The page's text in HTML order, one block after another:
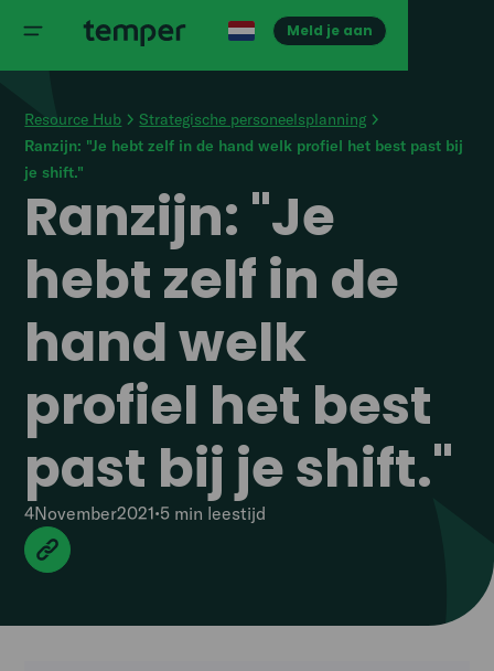
Meld je aan
Resource Hub
Strategische personeelsplanning
Ranzijn: "Je hebt zelf in de hand welk profiel het best past bij
je shift."
Ranzijn: "Je
hebt zelf in de
hand welk
profiel het best
past bij je shift."
4November2021•5 min leestijd